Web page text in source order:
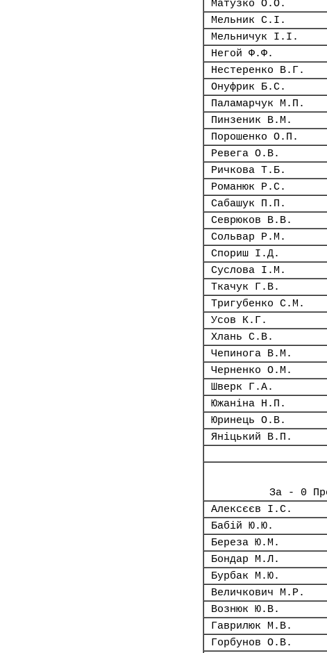
Матузко О.О.
Мельник С.І.
Мельничук І.І.
Негой Ф.Ф.
Нестеренко В.Г.
Онуфрик Б.С.
Паламарчук М.П.
Пинзеник В.М.
Порошенко О.П.
Ревега О.В.
Ричкова Т.Б.
Романюк Р.С.
Сабашук П.П.
Севрюков В.В.
Сольвар Р.М.
Спориш І.Д.
Суслова І.М.
Ткачук Г.В.
Тригубенко С.М.
Усов К.Г.
Хлань С.В.
Чепинога В.М.
Черненко О.М.
Шверк Г.А.
Южаніна Н.П.
Юринець О.В.
Яніцький В.П.
За - 0
Алексєєв І.С.
Бабій Ю.Ю.
Береза Ю.М.
Бондар М.Л.
Бурбак М.Ю.
Величкович М.Р.
Вознюк Ю.В.
Гаврилюк М.В.
Горбунов О.В.